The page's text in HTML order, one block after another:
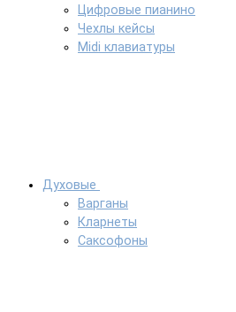
Цифровые пианино
Чехлы кейсы
Midi клавиатуры
Духовые
Варганы
Кларнеты
Саксофоны